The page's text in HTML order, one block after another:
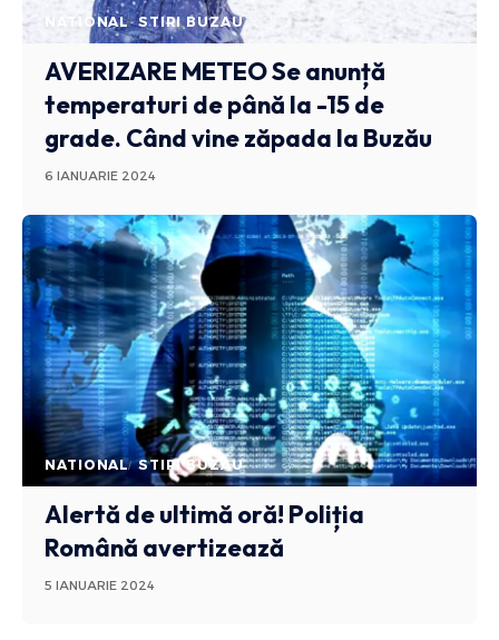
NATIONAL STIRI BUZAU
AVERIZARE METEOSe anunță
temperaturi de până la -15 de
grade. Când vine zăpada la Buzău
6 IANUARIE 2024
NATIONAL STIRI BUZAU
Alertă de ultimă oră! Poliția
Română avertizează
5 IANUARIE 2024